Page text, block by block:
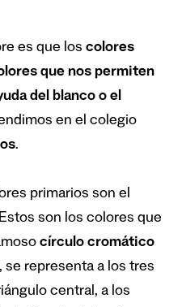
es que los colores
que nos permiten
del blanco o el
en el colegio
.
primarios son el
son los colores que
círculo cromático
se representa a los tres
central, a los